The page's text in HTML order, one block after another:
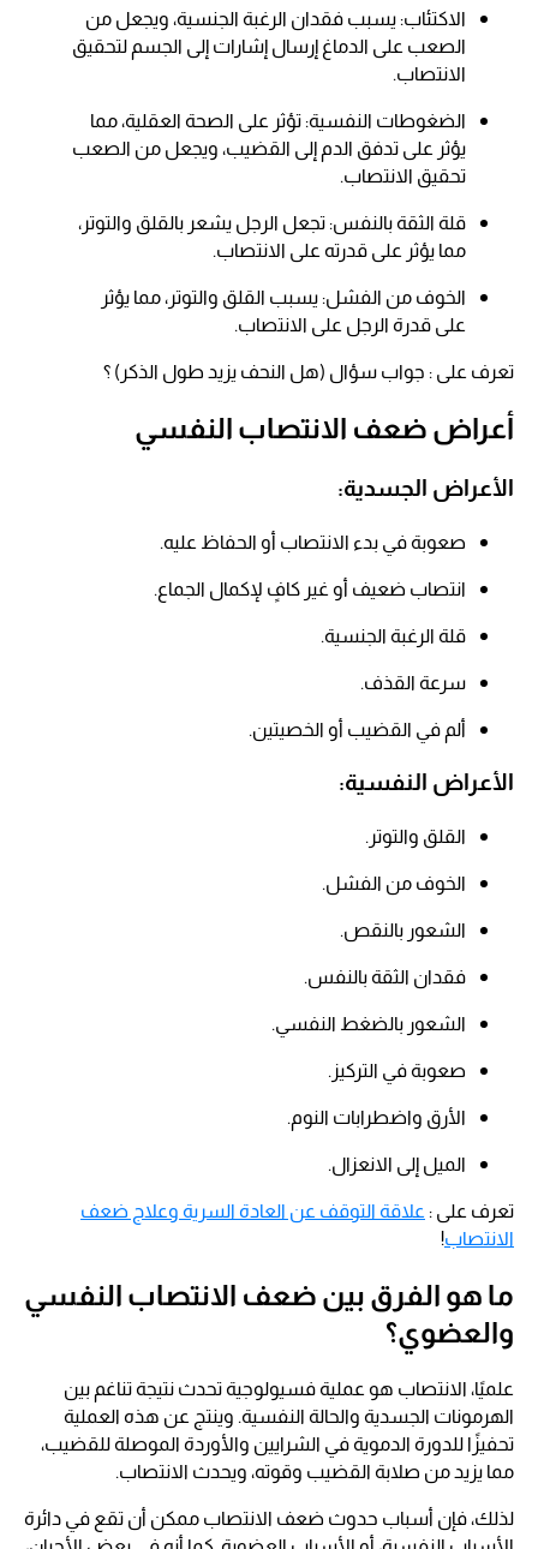
الاكتئاب: يسبب فقدان الرغبة الجنسية، ويجعل من
الصعب على الدماغ إرسال إشارات إلى الجسم لتحقيق
الانتصاب.
الضغوطات النفسية: تؤثر على الصحة العقلية، مما
يؤثر على تدفق الدم إلى القضيب، ويجعل من الصعب
تحقيق الانتصاب.
قلة الثقة بالنفس: تجعل الرجل يشعر بالقلق والتوتر،
مما يؤثر على قدرته على الانتصاب.
الخوف من الفشل: يسبب القلق والتوتر، مما يؤثر
على قدرة الرجل على الانتصاب.
تعرف على : جواب سؤال (هل النحف يزيد طول الذكر) ؟
أعراض ضعف الانتصاب النفسي
الأعراض الجسدية:
صعوبة في بدء الانتصاب أو الحفاظ عليه.
انتصاب ضعيف أو غير كافٍ لإكمال الجماع.
قلة الرغبة الجنسية.
سرعة القذف.
ألم في القضيب أو الخصيتين.
الأعراض النفسية:
القلق والتوتر.
الخوف من الفشل.
الشعور بالنقص.
فقدان الثقة بالنفس.
الشعور بالضغط النفسي.
صعوبة في التركيز.
الأرق واضطرابات النوم.
الميل إلى الانعزال.
تعرف على : علاقة التوقف عن العادة السرية وعلاج ضعف
الانتصاب!
ما هو الفرق بين ضعف الانتصاب النفسي
والعضوي؟
علميًا، الانتصاب هو عملية فسيولوجية تحدث نتيجة تناغم بين
الهرمونات الجسدية والحالة النفسية. وينتج عن هذه العملية
تحفيزًا للدورة الدموية في الشرايين والأوردة الموصلة للقضيب،
مما يزيد من صلابة القضيب وقوته، ويحدث الانتصاب.
لذلك، فإن أسباب حدوث ضعف الانتصاب ممكن أن تقع في دائرة